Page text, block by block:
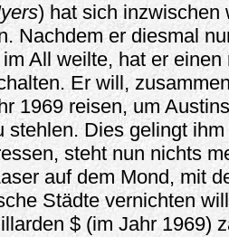
) hat sich inzwischen
Nachdem er diesmal
All weilte, hat er
Er will,
1969 reisen, um
stehlen. Dies gelingt
steht nun nichts
auf dem Mond, mit
Städte vernichten
$ (im Jahr 1969)